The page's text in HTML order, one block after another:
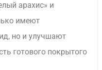
арахис» и
имеют
но и улучшают
готового покрытого